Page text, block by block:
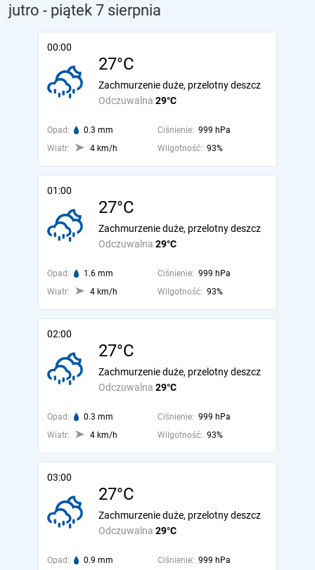
jutro - piątek 7 sierpnia
00:00
27°C
Odczuwalna 29°C
Zachmurzenie duże, przelotny deszcz
Opad: 0.3 mm Ciśnienie: 999 hPa
Wiatr:
4 km/h Wilgotność: 93%
01:00
27°C
Odczuwalna 29°C
Zachmurzenie duże, przelotny deszcz
Opad: 1.6 mm Ciśnienie: 999 hPa
Wiatr:
4 km/h Wilgotność: 93%
02:00
27°C
Odczuwalna 29°C
Zachmurzenie duże, przelotny deszcz
Opad: 0.3 mm Ciśnienie: 999 hPa
Wiatr:
4 km/h Wilgotność: 93%
03:00
27°C
Odczuwalna 29°C
Zachmurzenie duże, przelotny deszcz
Opad: 0.9 mm Ciśnienie: 999 hPa